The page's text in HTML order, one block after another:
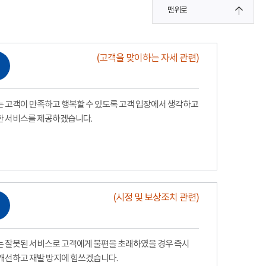
맨위로
(고객을 맞이하는 자세 관련)
고객이 만족하고 행복할 수 있도록 고객 입장에서 생각하고
서비스를 제공하겠습니다.
(시정 및 보상조치 관련)
잘못된 서비스로 고객에게 불편을 초래하였을 경우 즉시
선하고 재발 방지에 힘쓰겠습니다.